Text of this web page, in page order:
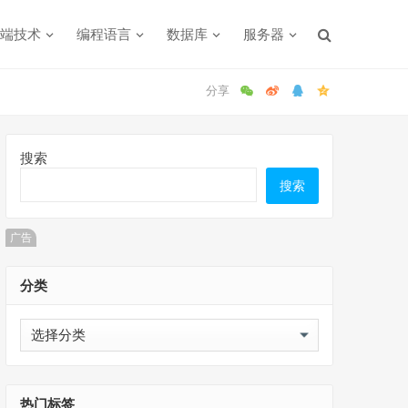
技术 编程语言 数据库 服务器
搜索
搜索
广告
分类
分
类
热门标签